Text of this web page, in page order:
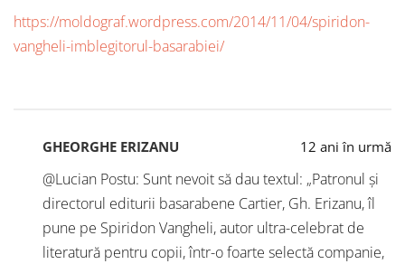
https://moldograf.wordpress.com/2014/11/04/spiridon-
vangheli-imblegitorul-basarabiei/
GHEORGHE ERIZANU 12 ani în urmă
@Lucian Postu: Sunt nevoit să dau textul: „Patronul şi
directorul editurii basarabene Cartier, Gh. Erizanu, îl
pune pe Spiridon Vangheli, autor ultra-celebrat de
literatură pentru copii, într-o foarte selectă companie,